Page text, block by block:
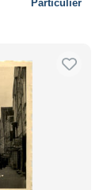
Particulier